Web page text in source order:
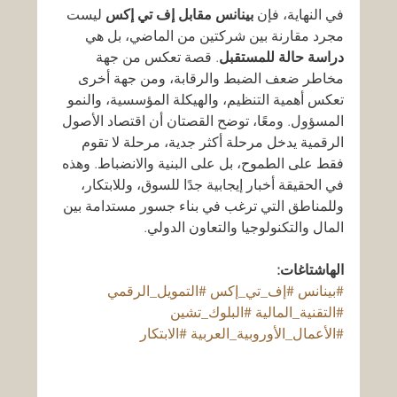
في النهاية، فإن بينانس مقابل إف تي إكس ليست
مجرد مقارنة بين شركتين من الماضي، بل هي
دراسة حالة للمستقبل. قصة تعكس من جهة
مخاطر ضعف الضبط والرقابة، ومن جهة أخرى
تعكس أهمية التنظيم، والهيكلة المؤسسية، والنمو
المسؤول. ومعًا، توضح القصتان أن اقتصاد الأصول
الرقمية يدخل مرحلة أكثر جدية، مرحلة لا تقوم
فقط على الطموح، بل على البنية والانضباط. وهذه
في الحقيقة أخبار إيجابية جدًا للسوق، وللابتكار،
وللمناطق التي ترغب في بناء جسور مستدامة بين
المال والتكنولوجيا والتعاون الدولي.
الهاشتاغات:
#بينانس #إف_تي_إكس #التمويل_الرقمي
#التقنية_المالية #البلوك_تشين
#الأعمال_الأوروبية_العربية #الابتكار